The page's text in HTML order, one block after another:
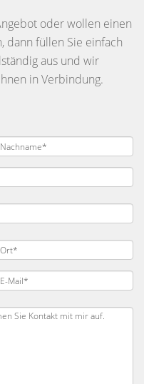
oder wollen einen
dann füllen Sie einfach
aus und wir
in Verbindung.